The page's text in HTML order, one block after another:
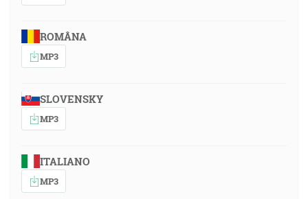
ROMÂNA
MP3
SLOVENSKY
MP3
ITALIANO
MP3